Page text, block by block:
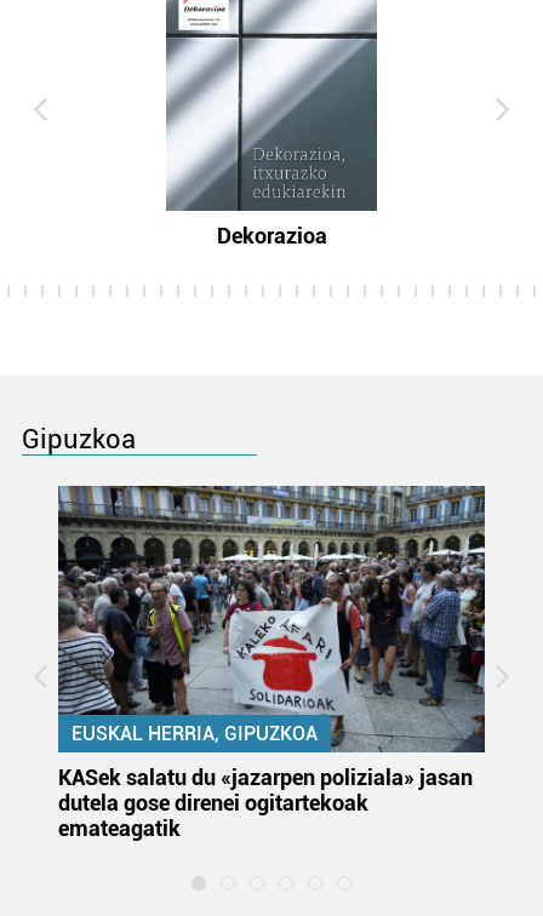
Dekorazioa
Gipuzkoa
EUSKAL HERRIA, GIPUZKOA
KASek salatu du «jazarpen poliziala» jasan
dutela gose direnei ogitartekoak
emateagatik